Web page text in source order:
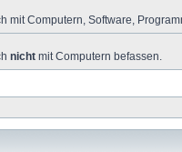
mit Computern, Software,
nicht mit Computern befassen.